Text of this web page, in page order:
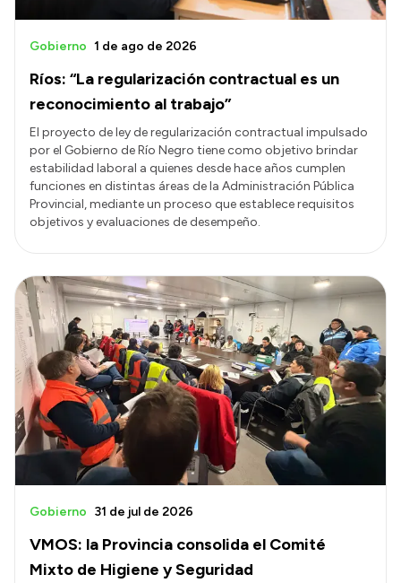
Ríos: “La regularización contractual es un
reconocimiento al trabajo”
Gobierno 1 de ago de 2026
El proyecto de ley de regularización contractual impulsado
por el Gobierno de Río Negro tiene como objetivo brindar
estabilidad laboral a quienes desde hace años cumplen
funciones en distintas áreas de la Administración Pública
Provincial, mediante un proceso que establece requisitos
objetivos y evaluaciones de desempeño.
VMOS: la Provincia consolida el Comité
Mixto de Higiene y Seguridad
Gobierno 31 de jul de 2026